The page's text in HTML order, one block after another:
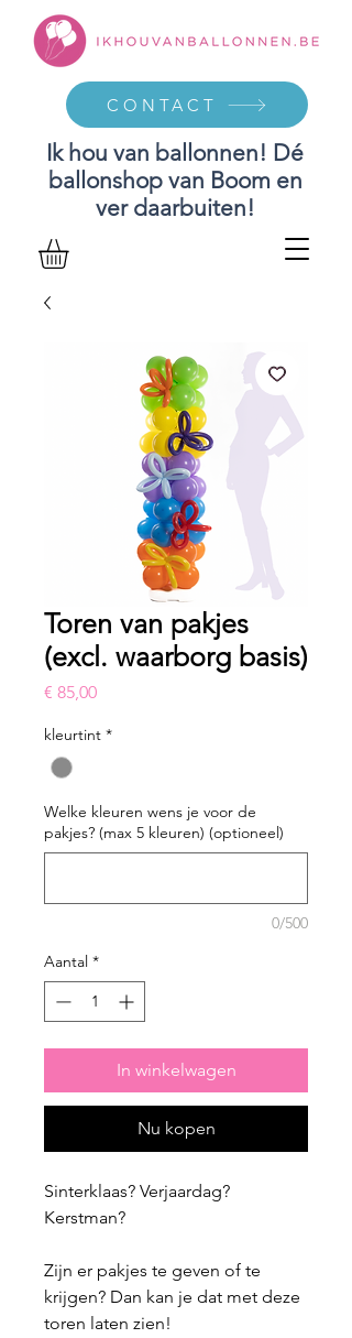
Ik hou van ballonnen! Dé
ballonshop van Boom en
ver daarbuiten!
CONTACT
Toren van pakjes
(excl. waarborg basis)
€ 85,00Prijs
kleurtint *
Welke kleuren wens je voor de
pakjes? (max 5 kleuren) (optioneel)
0/500
Aantal *
In winkelwagen
Nu kopen
Sinterklaas? Verjaardag?
Kerstman?
Zijn er pakjes te geven of te
krijgen? Dan kan je dat met deze
toren laten zien!